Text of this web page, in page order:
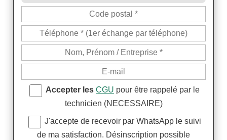
Accepter les CGU pour être rappelé par le
technicien (NECESSAIRE)
J'accepte de recevoir par WhatsApp le suivi
de ma satisfaction. Désinscription possible